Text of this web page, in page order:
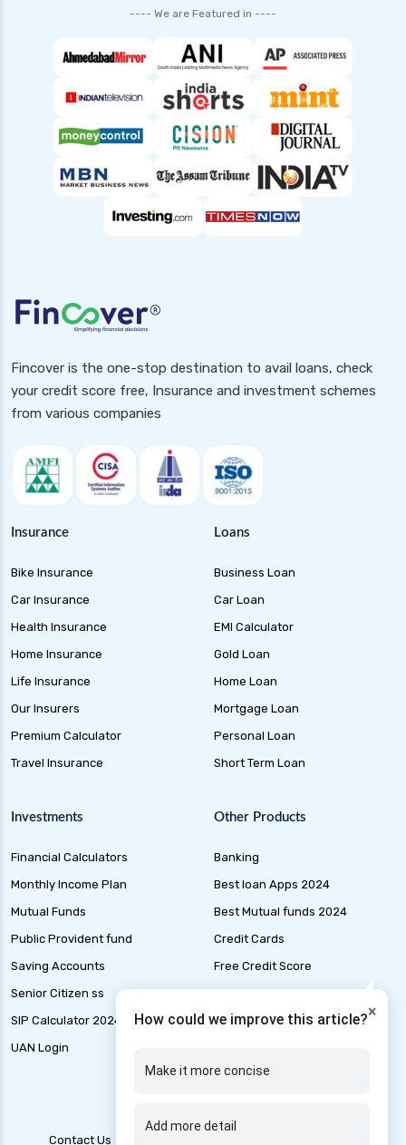
types of health insurance in india
waiting period in health insurance
health insurance
Popular Searches
Health Insurance for Diabetic Patients in India
Health Insurance for Pcod
Health Insurance for Rheumatoid Arthritis in
Health Insurance for Dengue in India
Health Insurance for Parents
India
Health Insurance for Hiv Patients in India
Health Insurance for Tb Patients in India
Health Insurance for High Cholesterol in India
Health Insurance for High Blood Pressure
Health Insurance for Alzheimer Disease in India
Health Insurance for Asthma Patients in India
Health Insurance for Thyroid Patients in India
Health Insurance for Multiple Sclerosis in India
Health Insurance for Hepatitis B in India
Health Insurance for Thyroid Patients
Health Insurance for Paralysis
Health Insurance for Kidney Patients
Health Insurance for Stroke Patients in India
×
How could we improve this article?
Make it more concise
Add more detail
---- We are Featured in ----
Fincover is the one-stop destination to avail loans, check
your credit score free, Insurance and investment schemes
from various companies
Insurance
Bike Insurance
Car Insurance
Health Insurance
Home Insurance
Life Insurance
Our Insurers
Premium Calculator
Travel Insurance
Loans
Business Loan
Car Loan
EMI Calculator
Gold Loan
Home Loan
Mortgage Loan
Personal Loan
Short Term Loan
Investments
Financial Calculators
Monthly Income Plan
Mutual Funds
Public Provident fund
Saving Accounts
Senior Citizen ss
SIP Calculator 2024
UAN Login
Other Products
Banking
Best loan Apps 2024
Best Mutual funds 2024
Credit Cards
Free Credit Score
Liability Insurance
Loan Application Status
Contact Us